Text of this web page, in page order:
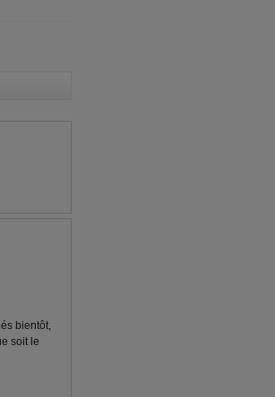
bientôt,
soit le